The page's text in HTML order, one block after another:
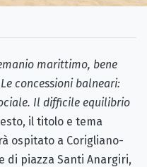
marittimo, bene
concessioni balneari:
Il difficile equilibrio
il titolo e tema
ospitato a Corigliano-
di piazza Santi Anargiri,